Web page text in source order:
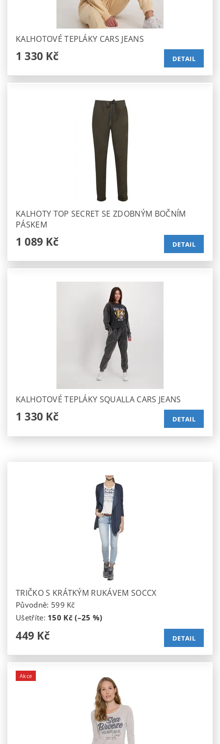
KALHOTOVÉ TEPLÁKY CARS JEANS
1 330 Kč DETAIL
KALHOTY TOP SECRET SE ZDOBNÝM BOČNÍM
PÁSKEM
1 089 Kč DETAIL
KALHOTOVÉ TEPLÁKY SQUALLA CARS JEANS
1 330 Kč DETAIL
TRIČKO S KRÁTKÝM RUKÁVEM SOCCX
Původně: 599 Kč
Ušetříte: 150 Kč (–25 %)
449 Kč DETAIL
Akce